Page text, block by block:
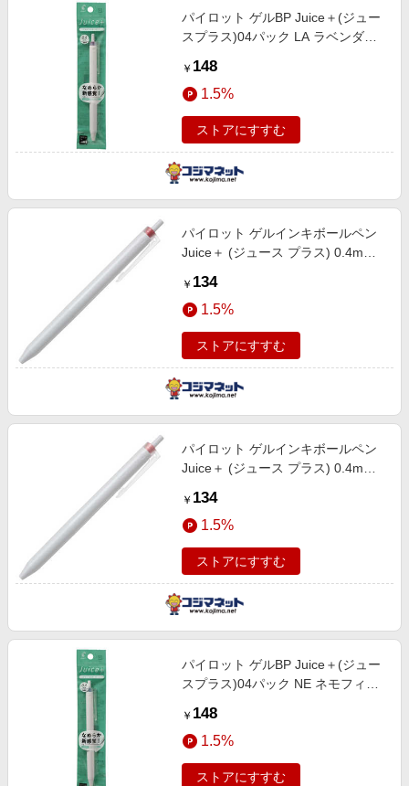
パイロット ゲルBP Juice＋(ジュー
スプラス)04パック LA ラベンダー
￥ 148
1.5%
ストアにすすむ
パイロット ゲルインキボールペン
Juice＋ (ジュース プラス) 0.4mm
￥ 134
1.5%
ストアにすすむ
パイロット ゲルインキボールペン
Juice＋ (ジュース プラス) 0.4mm
￥ 134
1.5%
ストアにすすむ
パイロット ゲルBP Juice＋(ジュー
スプラス)04パック NE ネモフィラ
￥ 148
1.5%
ストアにすすむ